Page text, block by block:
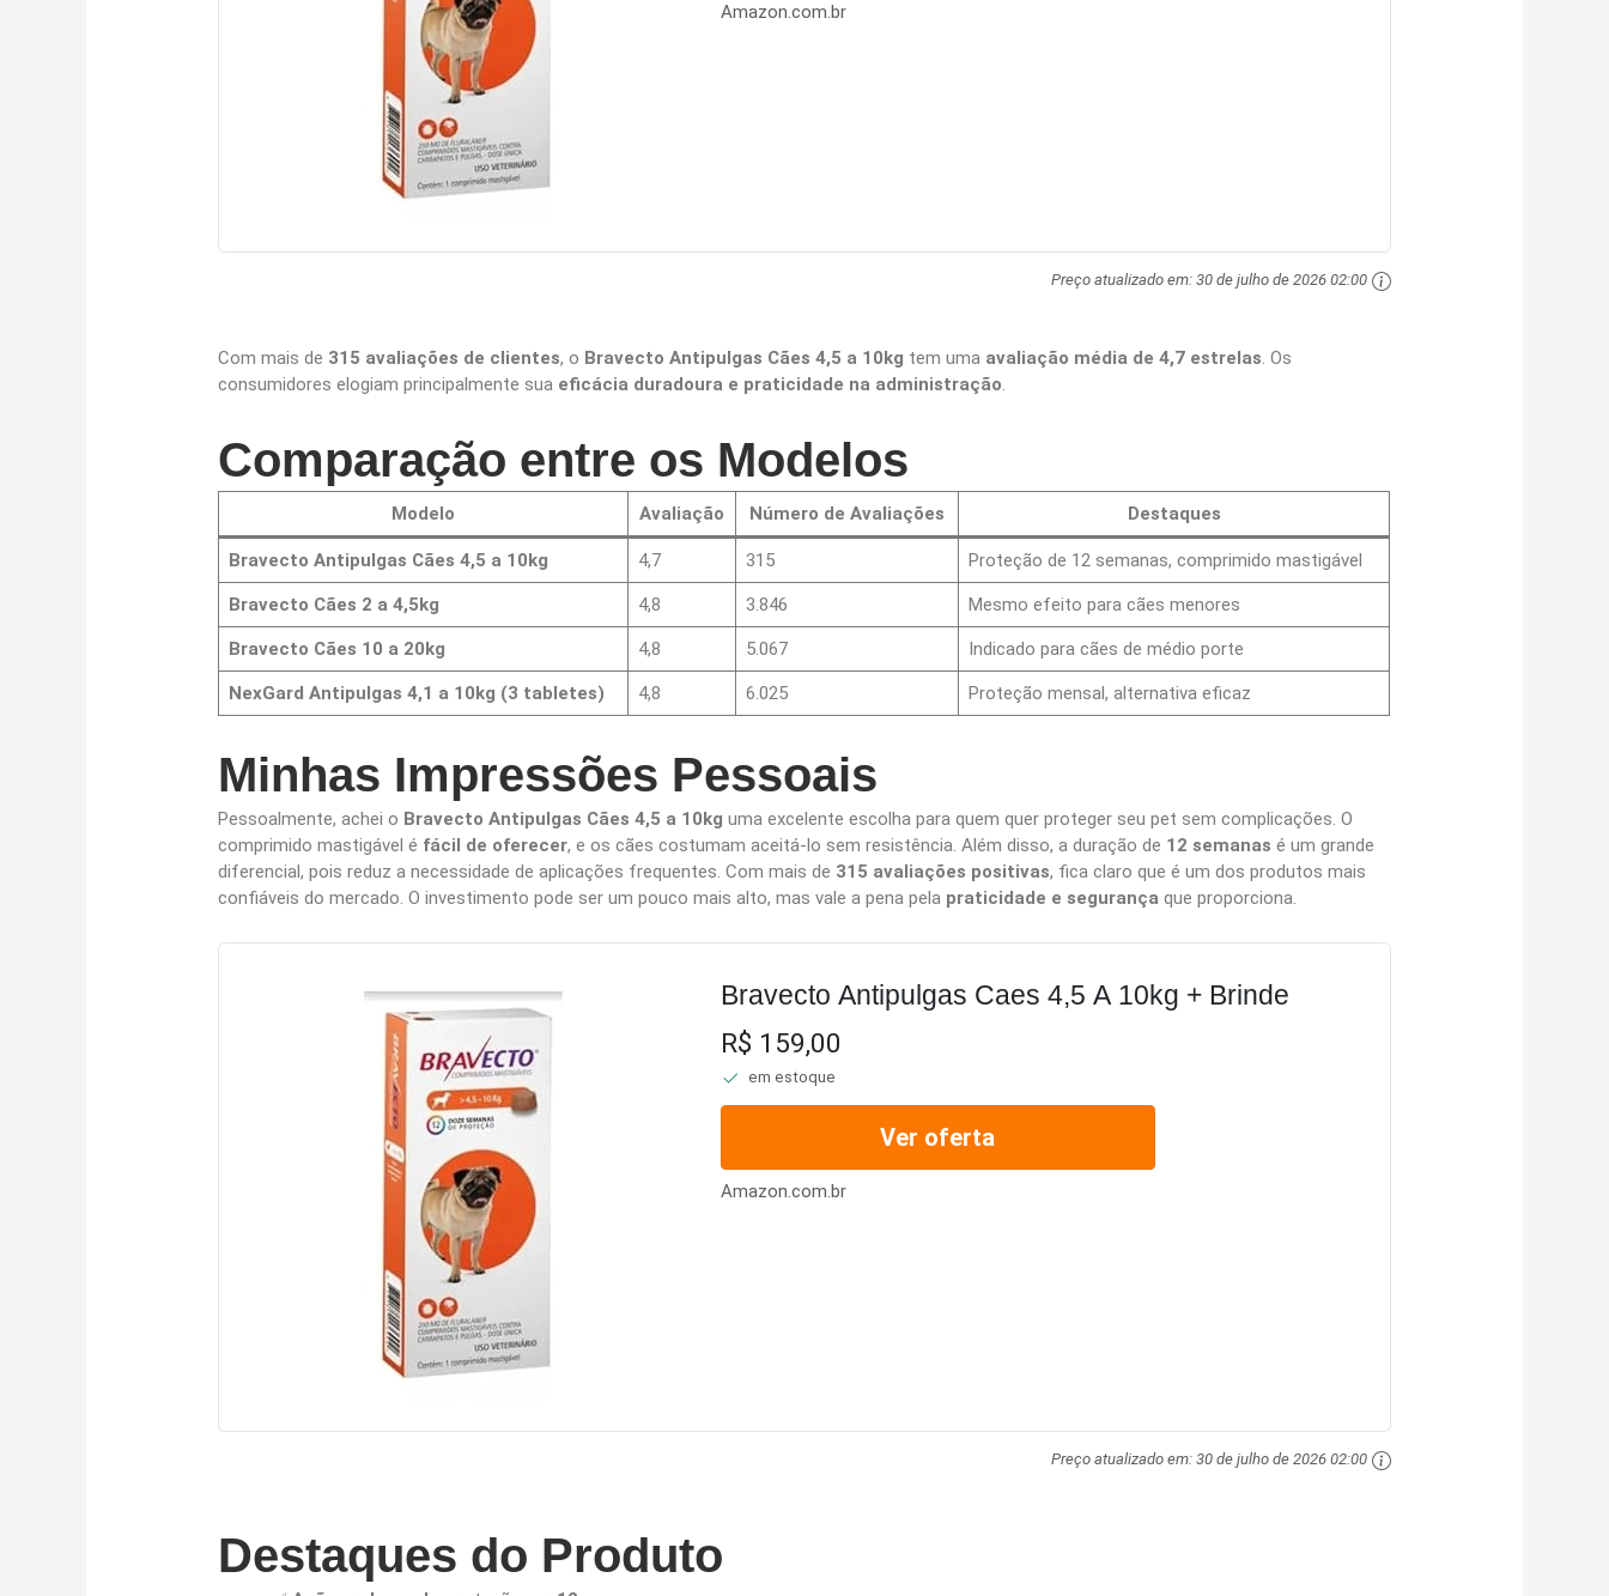
Amazon.com.br
Preço atualizado em:30 de julho de 2026 02:00
Com mais de 315 avaliações de clientes, o Bravecto Antipulgas Cães 4,5 a 10kg tem uma avaliação média de 4,7 estrelas. Os
consumidores elogiam principalmente sua eficácia duradoura e praticidade na administração.
Comparação entre os Modelos
Modelo Avaliação Número de Avaliações Destaques
Bravecto Antipulgas Cães 4,5 a 10kg 4,7 315 Proteção de 12 semanas, comprimido mastigável
Bravecto Cães 2 a 4,5kg 4,8 3.846 Mesmo efeito para cães menores
Bravecto Cães 10 a 20kg 4,8 5.067 Indicado para cães de médio porte
NexGard Antipulgas 4,1 a 10kg (3 tabletes) 4,8 6.025 Proteção mensal, alternativa eficaz
Minhas Impressões Pessoais
Pessoalmente, achei o Bravecto Antipulgas Cães 4,5 a 10kg uma excelente escolha para quem quer proteger seu pet sem complicações. O
comprimido mastigável é fácil de oferecer, e os cães costumam aceitá-lo sem resistência. Além disso, a duração de 12 semanas é um grande
diferencial, pois reduz a necessidade de aplicações frequentes. Com mais de 315 avaliações positivas, fica claro que é um dos produtos mais
confiáveis do mercado. O investimento pode ser um pouco mais alto, mas vale a pena pela praticidade e segurança que proporciona.
Bravecto Antipulgas Caes 4,5 A 10kg + Brinde
R$ 159,00
em estoque
Ver oferta
Amazon.com.br
Preço atualizado em:30 de julho de 2026 02:00
Destaques do Produto